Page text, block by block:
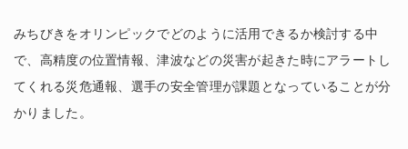
みちびきをオリンピックでどのように活用できるか検討する中
で、高精度の位置情報、津波などの災害が起きた時にアラートし
てくれる災危通報、選手の安全管理が課題となっていることが分
かりました。